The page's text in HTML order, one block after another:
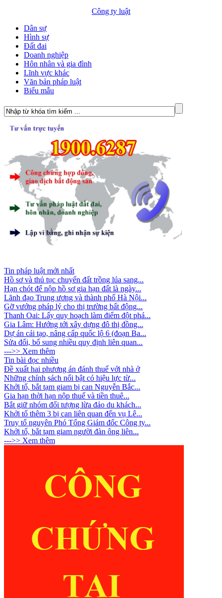
Công ty luật
Dân sự
Hình sự
Đất đai
Doanh nghiệp
Hôn nhân và gia đình
Lĩnh vực khác
Văn bản pháp luật
Biểu mẫu
Tin pháp luật mới nhất
Hồ sơ và thủ tục chuyển đất trồng lúa sang...
Hạn chót để nộp hồ sơ gia hạn đất là ngày...
Lãnh đạo Trung ương và thành phố Hà Nội...
Gỡ vướng pháp lý cho thị trường bất động...
Thanh Oai: Lấy quy hoạch làm điểm đột phá...
Gia Lâm: Hướng tới xây dựng đô thị đồng...
Dự án cải tạo, nâng cấp quốc lộ 6 (đoạn Ba...
Sửa đổi, bổ sung nhiều quy định liên quan...
--->> Xem thêm
Tin bài đọc nhiều
Đề xuất hai phương án đánh thuế với nhà ở
Những chính sách nổi bật có hiệu lực từ...
Khởi tố, bắt tạm giam bị can Nguyễn Bắc...
Gia hạn thời hạn nộp thuế và tiền thuê...
Bắt giữ nhóm đối tượng lừa đảo du khách...
Khởi tố thêm 3 bị can liên quan đến vụ Lê...
Truy tố nguyên Phó Tổng Giám đốc Công ty...
Khởi tố, bắt tạm giam người đàn ông liên...
--->> Xem thêm